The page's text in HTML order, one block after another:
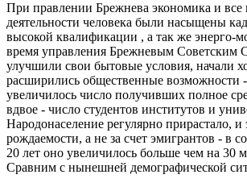
При правлении Брежнева экономика и все
деятельности человека были насыщены
высокой квалификации , а так же энерго-
время управления Брежневым Советским
улучшили свои бытовые условия, начали
расширились общественные возможности
увеличилось число получивших полное
вдвое - число студентов институтов и
Народонаселение регулярно прирастало, и
рождаемости, а не за счет эмигрантов - в
20 лет оно увеличилось больше чем на 30
Сравним с нынешней демографической